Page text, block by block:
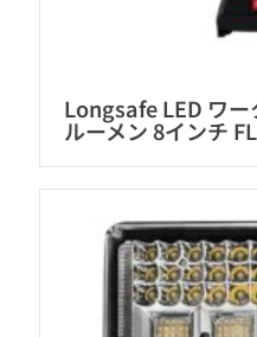
Longsafe LED ワ
ルーメン 8インチ